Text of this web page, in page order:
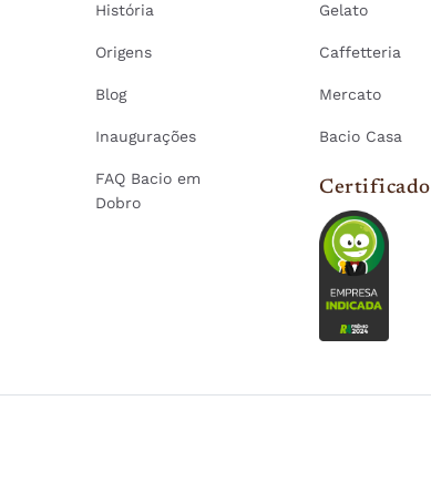
História
Origens
Blog
Inaugurações
FAQ Bacio em
Dobro
Gelato
Caffetteria
Mercato
Bacio Casa
Certificado